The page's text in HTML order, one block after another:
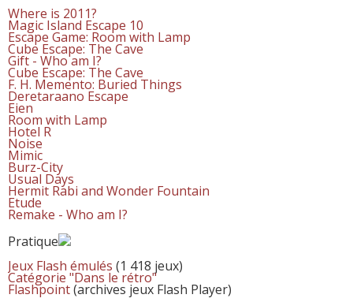
Where is 2011?
Magic Island Escape 10
Escape Game: Room with Lamp
Cube Escape: The Cave
Gift - Who am I?
Cube Escape: The Cave
F. H. Memento: Buried Things
Deretaraano Escape
Eien
Room with Lamp
Hotel R
Noise
Mimic
Burz-City
Usual Days
Hermit Rabi and Wonder Fountain
Etude
Remake - Who am I?
Pratique
Jeux Flash émulés (1 418 jeux)
Catégorie "Dans le rétro"
Flashpoint(archives jeux Flash Player)